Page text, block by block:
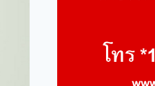
FIRE